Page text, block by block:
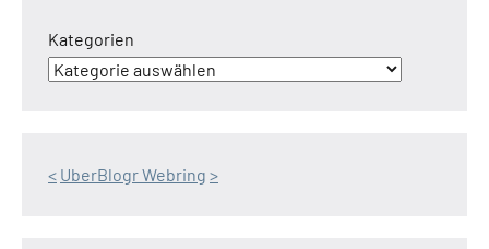
Kategorien
< UberBlogr Webring >